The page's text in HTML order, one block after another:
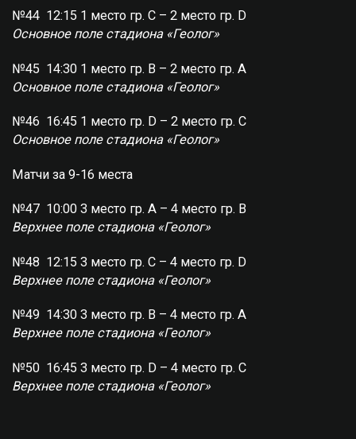
№44 12:15 1 место гр. С – 2 место гр. D
Основное поле стадиона «Геолог»
№45 14:30 1 место гр. B – 2 место гр. A
Основное поле стадиона «Геолог»
№46 16:45 1 место гр. D – 2 место гр. С
Основное поле стадиона «Геолог»
Матчи за 9-16 места
№47 10:00 3 место гр. А – 4 место гр. В
Верхнее поле стадиона «Геолог»
№48 12:15 3 место гр. C – 4 место гр. D
Верхнее поле стадиона «Геолог»
№49 14:30 3 место гр. B – 4 место гр. A
Верхнее поле стадиона «Геолог»
№50 16:45 3 место гр. D – 4 место гр. С
Верхнее поле стадиона «Геолог»